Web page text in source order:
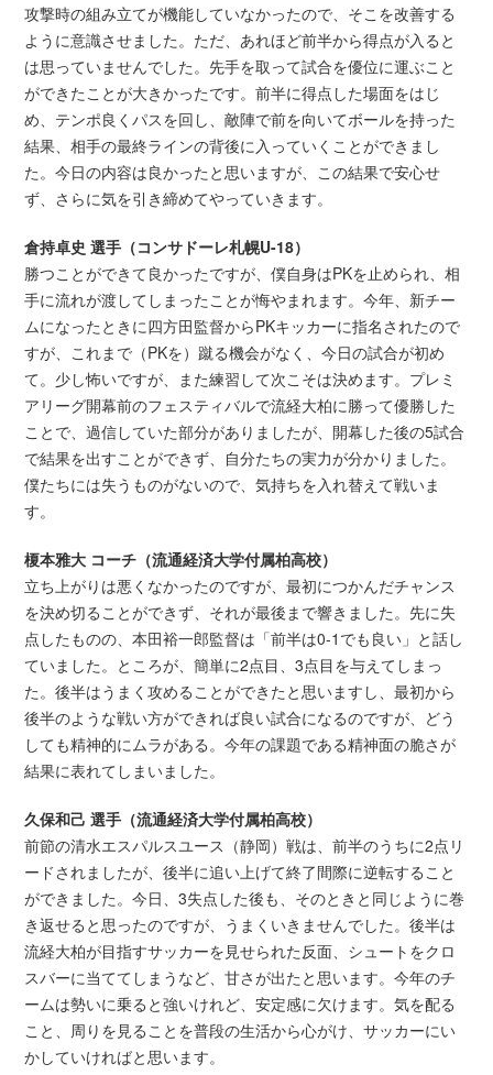
攻撃時の組み立てが機能していなかったので、そこを改善する
ように意識させました。ただ、あれほど前半から得点が入ると
は思っていませんでした。先手を取って試合を優位に運ぶこと
ができたことが大きかったです。前半に得点した場面をはじ
め、テンポ良くパスを回し、敵陣で前を向いてボールを持った
結果、相手の最終ラインの背後に入っていくことができまし
た。今日の内容は良かったと思いますが、この結果で安心せ
ず、さらに気を引き締めてやっていきます。
倉持卓史 選手（コンサドーレ札幌U-18）
勝つことができて良かったですが、僕自身はPKを止められ、相
手に流れが渡してしまったことが悔やまれます。今年、新チー
ムになったときに四方田監督からPKキッカーに指名されたので
すが、これまで（PKを）蹴る機会がなく、今日の試合が初め
て。少し怖いですが、また練習して次こそは決めます。プレミ
アリーグ開幕前のフェスティバルで流経大柏に勝って優勝した
ことで、過信していた部分がありましたが、開幕した後の5試合
で結果を出すことができず、自分たちの実力が分かりました。
僕たちには失うものがないので、気持ちを入れ替えて戦いま
す。
榎本雅大 コーチ（流通経済大学付属柏高校）
立ち上がりは悪くなかったのですが、最初につかんだチャンス
を決め切ることができず、それが最後まで響きました。先に失
点したものの、本田裕一郎監督は「前半は0-1でも良い」と話し
ていました。ところが、簡単に2点目、3点目を与えてしまっ
た。後半はうまく攻めることができたと思いますし、最初から
後半のような戦い方ができれば良い試合になるのですが、どう
しても精神的にムラがある。今年の課題である精神面の脆さが
結果に表れてしまいました。
久保和己 選手（流通経済大学付属柏高校）
前節の清水エスパルスユース（静岡）戦は、前半のうちに2点リ
ードされましたが、後半に追い上げて終了間際に逆転すること
ができました。今日、3失点した後も、そのときと同じように巻
き返せると思ったのですが、うまくいきませんでした。後半は
流経大柏が目指すサッカーを見せられた反面、シュートをクロ
スバーに当ててしまうなど、甘さが出たと思います。今年のチ
ームは勢いに乗ると強いけれど、安定感に欠けます。気を配る
こと、周りを見ることを普段の生活から心がけ、サッカーにい
かしていければと思います。